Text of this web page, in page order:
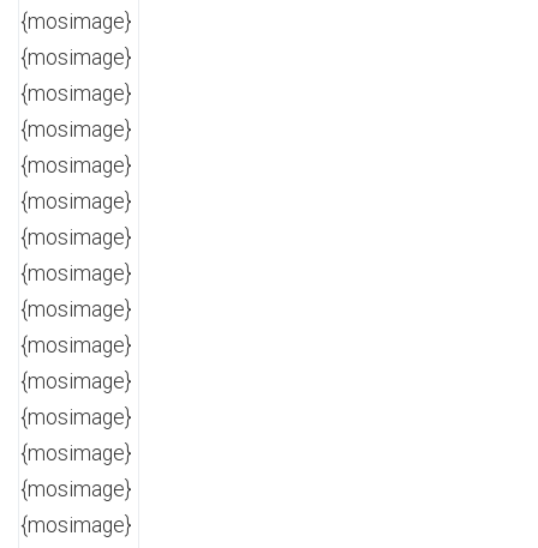
{mosimage}
{mosimage}
{mosimage}
{mosimage}
{mosimage}
{mosimage}
{mosimage}
{mosimage}
{mosimage}
{mosimage}
{mosimage}
{mosimage}
{mosimage}
{mosimage}
{mosimage}